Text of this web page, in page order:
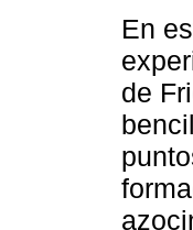
En
de